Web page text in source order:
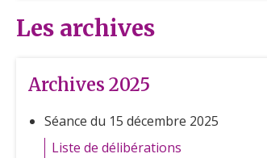
Les archives
Archives 2025
Séance du 15 décembre 2025
Liste de délibérations